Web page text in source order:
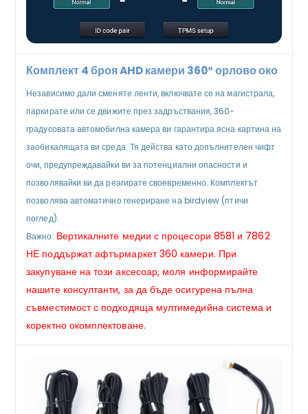
Комплект 4 броя AHD камери 360° орлово око
Независимо дали сменяте ленти, включвате се на магистрала,
паркирате или се движите през задръствания, 360-
градусовата автомобилна камера ви гарантира ясна картина на
заобикалящата ви среда. Тя действа като допълнителен чифт
очи, предупреждавайки ви за потенциални опасности и
позволявайки ви да реагирате своевременно. Комплектът
позволява автоматично генериране на birdview (птичи
поглед).
Важно: Вертикалните медии с процесори 8581 и 7862
НЕ поддържат афтърмаркет 360 камери. При
закупуване на този аксесоар, моля информирайте
нашите консултанти, за да бъде осигурена пълна
съвместимост с подходяща мултимедийна система и
коректно окомплектоване.